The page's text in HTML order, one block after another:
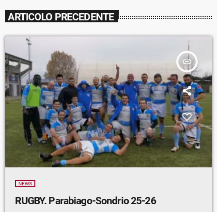
ARTICOLO PRECEDENTE
insert_link
NEWS
RUGBY. Parabiago-Sondrio 25-26